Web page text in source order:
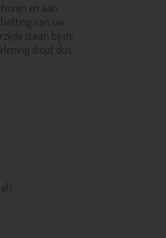
en aan
van uw
staan bij de
stopt dus